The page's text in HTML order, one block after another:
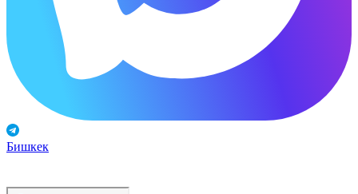
Бишкек